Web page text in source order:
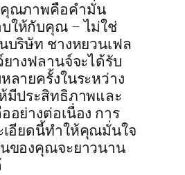
คุณภาพคือคำมั่น
ให้กับคุณ – ไม่ใช่
บริษัท ชางหยวนเฟล
างฟลานจ์จะได้รับ
ลายครั้งในระหว่าง
มีประสิทธิภาพและ
อย่างต่อเนื่อง การ
เอียดนี้ทำให้คุณมั่นใจ
ของคุณจะยาวนาน